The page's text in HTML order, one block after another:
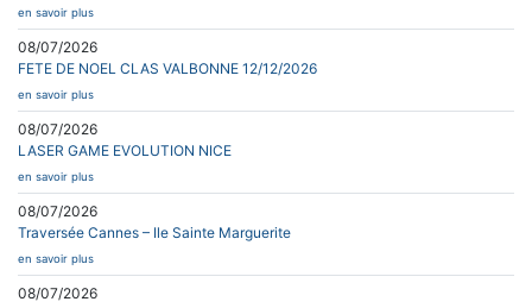
en savoir plus
08/07/2026
FETE DE NOEL CLAS VALBONNE 12/12/2026
en savoir plus
08/07/2026
LASER GAME EVOLUTION NICE
en savoir plus
08/07/2026
Traversée Cannes – Ile Sainte Marguerite
en savoir plus
08/07/2026